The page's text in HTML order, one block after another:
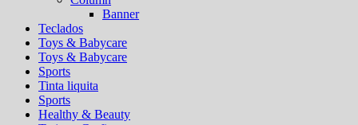
Banner
Teclados
Toys & Babycare
Toys & Babycare
Sports
Tinta liquita
Sports
Healthy & Beauty